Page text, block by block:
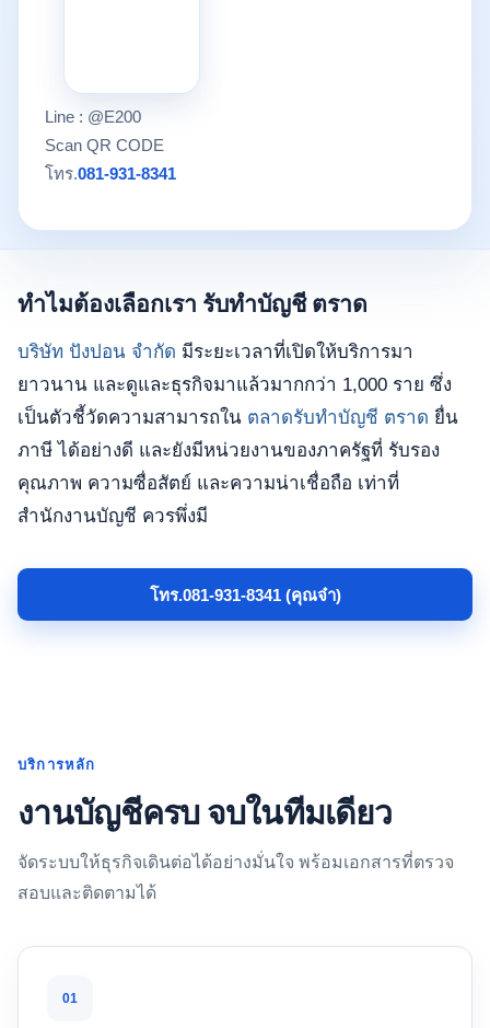
Line : @E200
Scan QR CODE
โทร.081-931-8341
ทำไมต้องเลือกเรา รับทำบัญชี ตราด
บริษัท ปังปอน จำกัด มีระยะเวลาที่เปิดให้บริการมา
ยาวนาน และดูและธุรกิจมาแล้วมากกว่า 1,000 ราย ซึ่ง
เป็นตัวชี้วัดความสามารถใน ตลาดรับทำบัญชี ตราด ยื่น
ภาษี ได้อย่างดี และยังมีหน่วยงานของภาครัฐที่ รับรอง
คุณภาพ ความซื่อสัตย์ และความน่าเชื่อถือ เท่าที่
สำนักงานบัญชี ควรพึ่งมี
โทร.081-931-8341 (คุณจ๋า)
บริการหลัก
งานบัญชีครบ จบในทีมเดียว
จัดระบบให้ธุรกิจเดินต่อได้อย่างมั่นใจ พร้อมเอกสารที่ตรวจ
สอบและติดตามได้
01